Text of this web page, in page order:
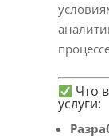
Что
услуги: